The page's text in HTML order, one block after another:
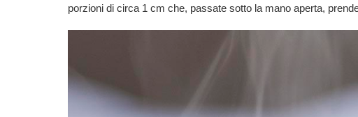
porzioni di circa 1 cm che, passate sotto la mano aperta,